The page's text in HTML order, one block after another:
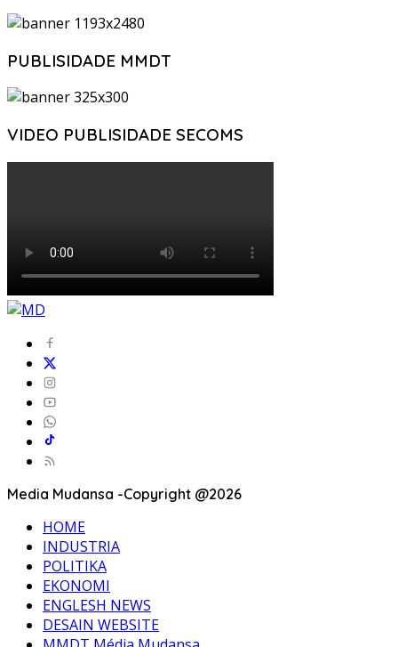
PUBLISIDADE MMDT
VIDEO PUBLISIDADE SECOMS
Media Mudansa -Copyright @2026
HOME
INDUSTRIA
POLITIKA
EKONOMI
ENGLESH NEWS
DESAIN WEBSITE